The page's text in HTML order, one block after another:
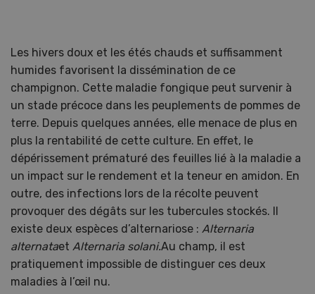
Les hivers doux et les étés chauds et suffisamment
humides favorisent la dissémination de ce
champignon. Cette maladie fongique peut survenir à
un stade précoce dans les peuplements de pommes de
terre. Depuis quelques années, elle menace de plus en
plus la rentabilité de cette culture. En effet, le
dépérissement prématuré des feuilles lié à la maladie a
un impact sur le rendement et la teneur en amidon. En
outre, des infections lors de la récolte peuvent
provoquer des dégâts sur les tubercules stockés. Il
existe deux espèces d’alternariose : Alternaria
alternataet Alternaria solani.Au champ, il est
pratiquement impossible de distinguer ces deux
maladies à l’œil nu.